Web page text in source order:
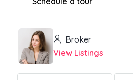
Broker
View Listings